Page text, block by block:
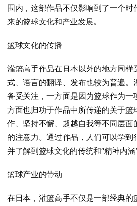
围内，这部作品不仅影响到了一个时
来的篮球文化和产业发展。
篮球文化的传播
灌篮高手作品在日本以外的地方同样
式、语言的翻译、发布也较为普遍。
备受关注，一方面是因为篮球作为一
方面也归功于作品中所传递的关于篮
作、坚持不懈、超越自我等不同层面
的注意力。通过作品，人们可以学到
并了解到篮球文化的传统和“精神内涵”
篮球产业的带动
在日本，灌篮高手不仅是一部经典的